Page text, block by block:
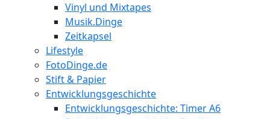
Vinyl und Mixtapes
Musik.Dinge
Zeitkapsel
Lifestyle
FotoDinge.de
Stift & Papier
Entwicklungsgeschichte
Entwicklungsgeschichte: Timer A6